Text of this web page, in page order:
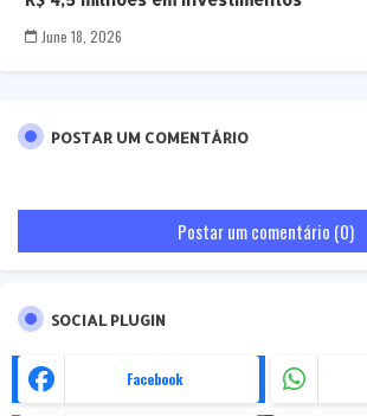
June 18, 2026
POSTAR UM COMENTÁRIO
Postar um comentário (0)
SOCIAL PLUGIN
Facebook